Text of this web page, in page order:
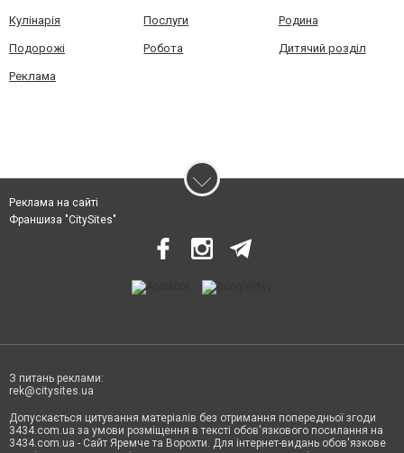
Кулінарія Послуги Родина
Подорожі Робота Дитячий розділ
Реклама
Реклама на сайті
Франшиза "CitySites"
З питань реклами:
rek@citysites.ua
Допускається цитування матеріалів без отримання попередньої згоди
3434.com.ua за умови розміщення в тексті обов'язкового посилання на
3434.com.ua - Сайт Яремче та Ворохти. Для інтернет-видань обов'язкове